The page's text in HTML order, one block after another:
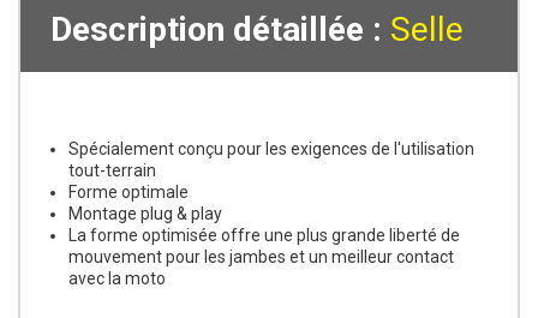
Description détaillée : Selle
Spécialement conçu pour les exigences de l'utilisation
tout-terrain
Forme optimale
Montage plug & play
La forme optimisée offre une plus grande liberté de
mouvement pour les jambes et un meilleur contact
avec la moto